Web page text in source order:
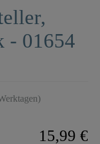
- 01654
15,99 €